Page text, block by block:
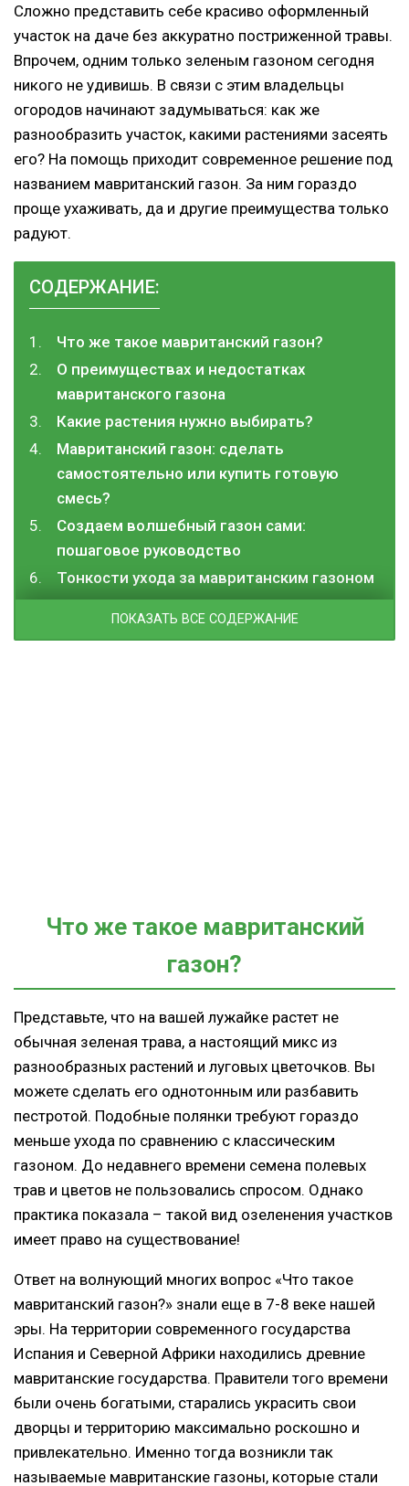
Сложно представить себе красиво оформленный
участок на даче без аккуратно постриженной травы.
Впрочем, одним только зеленым газоном сегодня
никого не удивишь. В связи с этим владельцы
огородов начинают задумываться: как же
разнообразить участок, какими растениями засеять
его? На помощь приходит современное решение под
названием мавританский газон. За ним гораздо
проще ухаживать, да и другие преимущества только
радуют.
СОДЕРЖАНИЕ:
Что же такое мавританский газон?
О преимуществах и недостатках
мавританского газона
Какие растения нужно выбирать?
Мавританский газон: сделать
самостоятельно или купить готовую
смесь?
Создаем волшебный газон сами:
пошаговое руководство
Тонкости ухода за мавританским газоном
ПОКАЗАТЬ ВСЕ СОДЕРЖАНИЕ
Что же такое мавританский
газон?
Представьте, что на вашей лужайке растет не
обычная зеленая трава, а настоящий микс из
разнообразных растений и луговых цветочков. Вы
можете сделать его однотонным или разбавить
пестротой. Подобные полянки требуют гораздо
меньше ухода по сравнению с классическим
газоном. До недавнего времени семена полевых
трав и цветов не пользовались спросом. Однако
практика показала – такой вид озеленения участков
имеет право на существование!
Ответ на волнующий многих вопрос «Что такое
мавританский газон?» знали еще в 7-8 веке нашей
эры. На территории современного государства
Испания и Северной Африки находились древние
мавританские государства. Правители того времени
были очень богатыми, старались украсить свои
дворцы и территорию максимально роскошно и
привлекательно. Именно тогда возникли так
называемые мавританские газоны, которые стали